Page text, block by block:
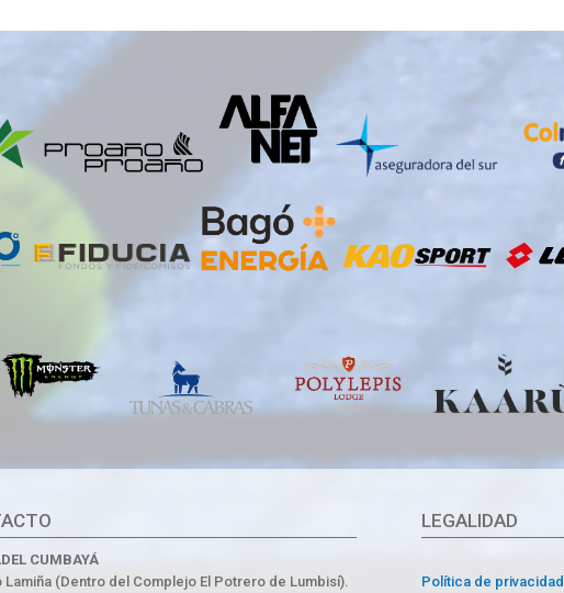
CUMBAYÁ
Lamiña (Dentro del Complejo El Potrero de Lumbisí).
LEGALIDAD
Política de privacidad